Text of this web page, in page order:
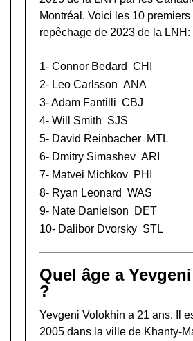
Montréal. Voici les 10 premiers
repêchage de 2023 de la LNH:
1- Connor Bedard CHI
2- Leo Carlsson ANA
3-Adam Fantilli CBJ
4- Will Smith SJS
5- David Reinbacher MTL
6- Dmitry Simashev ARI
7- Matvei Michkov PHI
8- Ryan Leonard WAS
9- Nate Danielson
DET
10- Dalibor Dvorsky STL
Quel âge a
?
Yevgeni Volokhin a 21 ans. Il
2005 dans la ville de Khanty-